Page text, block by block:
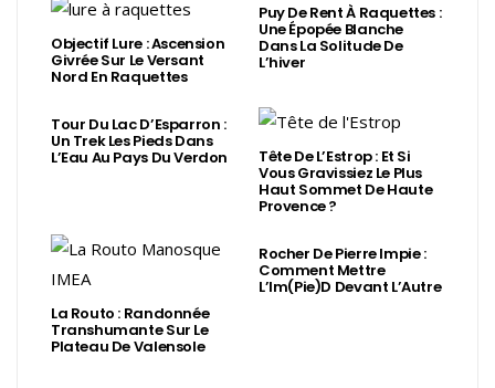
Objectif Lure : Ascension
Givrée Sur Le Versant
Nord En Raquettes
Puy De Rent À Raquettes :
Une Épopée Blanche
Dans La Solitude De
L’hiver
Tour Du Lac D’Esparron :
Un Trek Les Pieds Dans
L’Eau Au Pays Du Verdon Tête De L’Estrop : Et Si
Vous Gravissiez Le Plus
Haut Sommet De Haute
Provence ?
La Routo : Randonnée
Transhumante Sur Le
Plateau De Valensole
Rocher De Pierre Impie :
Comment Mettre
L’Im(Pie)d Devant L’Autre